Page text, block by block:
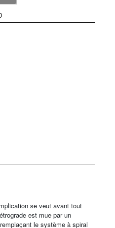
se veut avant tout
est mue par un
le système à spiral